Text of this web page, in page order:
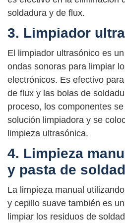
soldadura y de flux.
3. Limpiador
El limpiador ultrasónico es
ondas sonoras para limpiar
electrónicos. Es efectivo
de flux y las bolas de
proceso, los componentes
solución limpiadora y se
limpieza ultrasónica.
4. Limpieza
y pasta de
La limpieza manual
y cepillo suave también es
limpiar los residuos de